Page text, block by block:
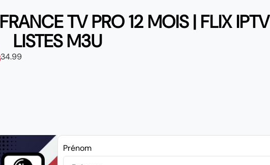
TV PRO 12 MOIS | FLIX IPTV
LISTES M3U
34.99
Prénom